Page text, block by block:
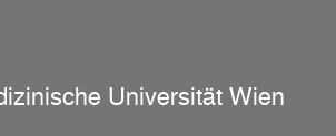
Universität Wien